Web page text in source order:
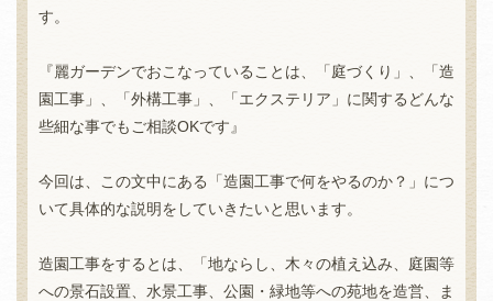
す。
『麗ガーデンでおこなっていることは、「庭づくり」、「造
園工事」、「外構工事」、「エクステリア」に関するどんな
些細な事でもご相談OKです』
今回は、この文中にある「造園工事で何をやるのか？」につ
いて具体的な説明をしていきたいと思います。
造園工事をするとは、「地ならし、木々の植え込み、庭園等
への景石設置、水景工事、公園・緑地等への苑地を造営、ま